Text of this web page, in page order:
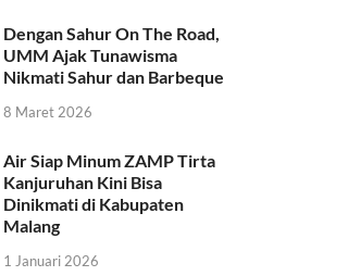
Dengan Sahur On The Road,
UMM Ajak Tunawisma
Nikmati Sahur dan Barbeque
8 Maret 2026
Air Siap Minum ZAMP Tirta
Kanjuruhan Kini Bisa
Dinikmati di Kabupaten
Malang
1 Januari 2026